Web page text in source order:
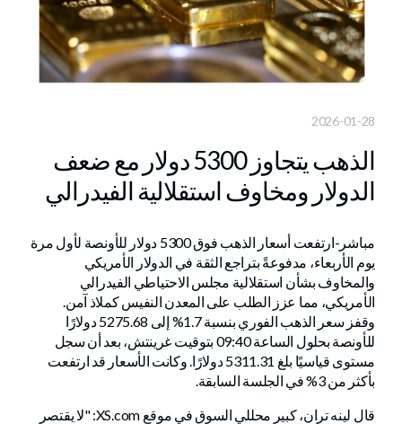
2026-01-28
الذهب يتجاوز 5300 دولار مع ضعف
الدولار ومخاوف استقلالية الفيدرالي
مباشر-ارتفعت أسعار الذهب فوق 5300 دولار للأونصة لأول مرة
يوم الأربعاء، مدفوعةً بتراجع الثقة في الدولار الأمريكي
والمخاوف بشأن استقلالية مجلس الاحتياطي الفيدرالي
الأمريكي، مما عزز الطلب على المعدن النفيس كملاذ آمن.
وقفز سعر الذهب الفوري بنسبة 1.7% إلى 5275.68 دولارًا
للأونصة بحلول الساعة 09:40 بتوقيت غرينتش، بعد أن سجل
مستوى قياسيًا بلغ 5311.31 دولارًا. وكانت الأسعار قد ارتفعت
بأكثر من 3% في الجلسة السابقة.
قال لينه تران، كبير محللي السوق في موقع XS.com: "لا يقتصر